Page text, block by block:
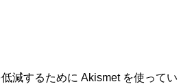
減するために Akismet を使ってい